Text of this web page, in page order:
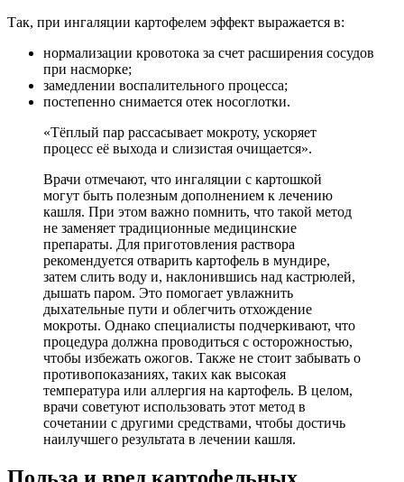
Так, при ингаляции картофелем эффект выражается в:
нормализации кровотока за счет расширения сосудов
при насморке;
замедлении воспалительного процесса;
постепенно снимается отек носоглотки.
«Тёплый пар рассасывает мокроту, ускоряет
процесс её выхода и слизистая очищается».
Врачи отмечают, что ингаляции с картошкой
могут быть полезным дополнением к лечению
кашля. При этом важно помнить, что такой метод
не заменяет традиционные медицинские
препараты. Для приготовления раствора
рекомендуется отварить картофель в мундире,
затем слить воду и, наклонившись над кастрюлей,
дышать паром. Это помогает увлажнить
дыхательные пути и облегчить отхождение
мокроты. Однако специалисты подчеркивают, что
процедура должна проводиться с осторожностью,
чтобы избежать ожогов. Также не стоит забывать о
противопоказаниях, таких как высокая
температура или аллергия на картофель. В целом,
врачи советуют использовать этот метод в
сочетании с другими средствами, чтобы достичь
наилучшего результата в лечении кашля.
Польза и вред картофельных